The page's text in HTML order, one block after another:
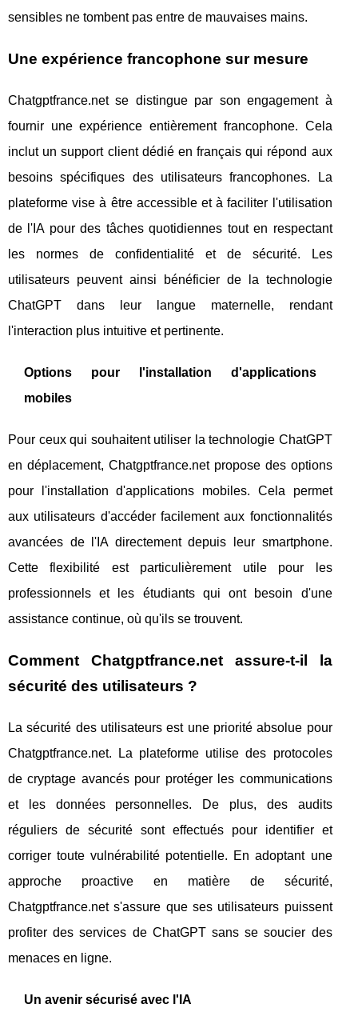
sensibles ne tombent pas entre de mauvaises mains.
Une expérience francophone sur mesure
Chatgptfrance.net se distingue par son engagement à
fournir une expérience entièrement francophone. Cela
inclut un support client dédié en français qui répond aux
besoins spécifiques des utilisateurs francophones. La
plateforme vise à être accessible et à faciliter l'utilisation
de l'IA pour des tâches quotidiennes tout en respectant
les normes de confidentialité et de sécurité. Les
utilisateurs peuvent ainsi bénéficier de la technologie
ChatGPT dans leur langue maternelle, rendant
l'interaction plus intuitive et pertinente.
Options pour l'installation d'applications
mobiles
Pour ceux qui souhaitent utiliser la technologie ChatGPT
en déplacement, Chatgptfrance.net propose des options
pour l'installation d'applications mobiles. Cela permet
aux utilisateurs d'accéder facilement aux fonctionnalités
avancées de l'IA directement depuis leur smartphone.
Cette flexibilité est particulièrement utile pour les
professionnels et les étudiants qui ont besoin d'une
assistance continue, où qu'ils se trouvent.
Comment Chatgptfrance.net assure-t-il la
sécurité des utilisateurs ?
La sécurité des utilisateurs est une priorité absolue pour
Chatgptfrance.net. La plateforme utilise des protocoles
de cryptage avancés pour protéger les communications
et les données personnelles. De plus, des audits
réguliers de sécurité sont effectués pour identifier et
corriger toute vulnérabilité potentielle. En adoptant une
approche proactive en matière de sécurité,
Chatgptfrance.net s'assure que ses utilisateurs puissent
profiter des services de ChatGPT sans se soucier des
menaces en ligne.
Un avenir sécurisé avec l'IA